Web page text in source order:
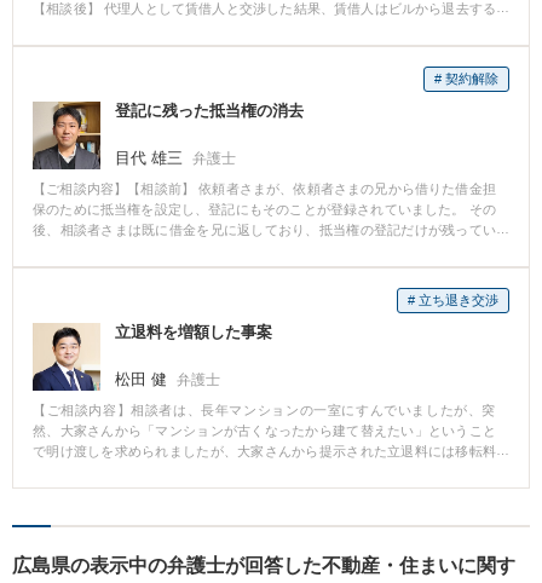
【相談後】 代理人として賃借人と交渉した結果、賃借人はビルから退去する
はうまくいかない交渉も、弁護士が代理人として交渉することでうまくいく
# 契約解除
登記に残った抵当権の消去
目代 雄三 弁護士
【ご相談内容】【相談前】 依頼者さまが、依頼者さまの兄から借りた借金担
保のために抵当権を設定し、登記にもそのことが登録されていました。 その
後、相談者さまは既に借金を兄に返しており、抵当権の登記だけが残ってい
せん。 【相談後】 兄の相続人らが話し合いでの登記の消去に応じないため、
裁判で相談者さまが借金をすでに返済していることを主張。 登記の消去を命
じる判決を取得し、無事、相談者さまの土地の登記をきれいにすることがで
きました。 【先生のコメント】 登記の記載事項が事実と異なる場合は、事実
に沿うように登記を変更することが必要となりますが、登記関係者が変更に
応じないために、話し合いで登記を変更できない場合があります。 このよう
な場合は、裁判で登記を事実に沿うように変更することが早期の解決になる
場合があるため、早めにご検討されるべきかと思います。
# 立ち退き交渉
立退料を増額した事案
松田 健 弁護士
【ご相談内容】相談者は、長年マンションの一室にすんでいましたが、突
然、大家さんから「マンションが古くなったから建て替えたい」ということ
で明け渡しを求められましたが、大家さんから提示された立退料には移転料
退料を提示して交渉した結果、相談者の納得のいく金額の立退料が支払われ
広島県の表示中の弁護士が回答した不動産・住まいに関す